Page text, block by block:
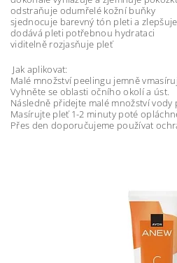
odstraňuje odumřelé kožní buňky
sjednocuje barevný tón pleti a
dodává pleti potřebnou hydrataci
viditelně rozjasňuje pleť
Jak aplikovat:
Malé množství peelingu jemně
Vyhněte se oblasti očního okolí a úst.
Následně přidejte malé množství vody
Masírujte pleť 1-2 minuty poté
Přes den doporučujeme používat